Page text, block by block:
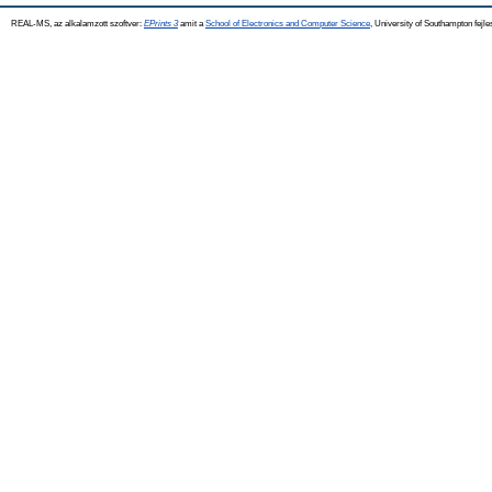
REAL-MS, az alkalamzott szoftver: EPrints 3amit a School of Electronics and Computer Science , University of Southampton